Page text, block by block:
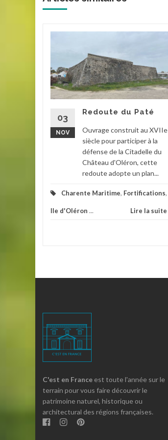
03
NOV
Redoute du Paté
Ouvrage construit au XVIIe
siècle pour participer à la
défense de la Citadelle du
Château d'Oléron, cette
redoute adopte un plan...
Charente Maritime, Fortifications,
Ile d'Oléron ... Lire la suite
C'est en France est toute l'année sur le
terrain pour vous faire découvrir le
patrimoine naturel, historique ou
architectural des régions françaises.